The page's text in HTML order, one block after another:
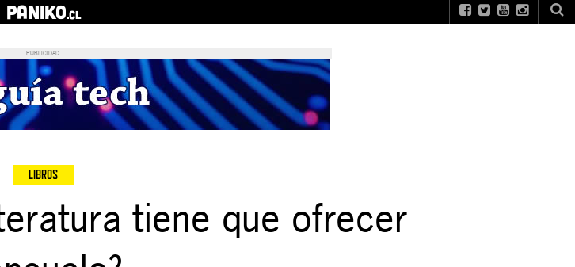
PANIKO.cl
PUBLICIDAD
LIBROS
tiene que ofrecer